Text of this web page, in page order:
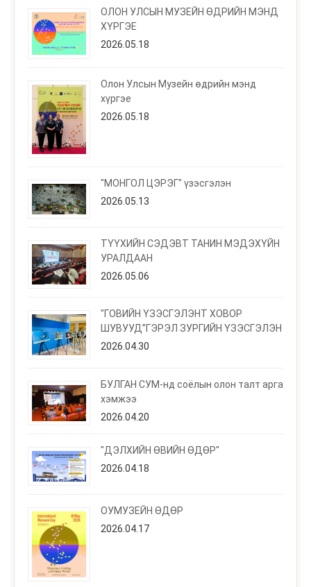
ОЛОН УЛСЫН МУЗЕЙН ӨДРИЙН МЭНД
ХҮРГЭЕ
2026.05.18
Олон Улсын Музейн өдрийн мэнд
хүргэе
2026.05.18
"МОНГОЛ ЦЭРЭГ" үзэсгэлэн
2026.05.13
ТҮҮХИЙН СЭДЭВТ ТАНИН МЭДЭХҮЙН
УРАЛДААН
2026.05.06
"ГОВИЙН ҮЗЭСГЭЛЭНТ ХОВОР
ШУВУУД”ГЭРЭЛ ЗУРГИЙН ҮЗЭСГЭЛЭН
2026.04.30
БУЛГАН СУМ-нд соёлын олон талт арга
хэмжээ
2026.04.20
"ДЭЛХИЙН ӨВИЙН ӨДӨР"
2026.04.18
ОУМУЗЕЙН ӨДӨР
2026.04.17